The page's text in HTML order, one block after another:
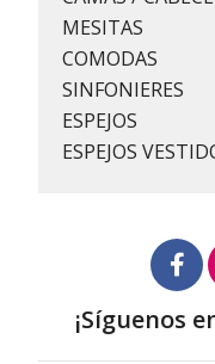
MESITAS
COMODAS
SINFONIERES
ESPEJOS
ESPEJOS
¡Síguenos